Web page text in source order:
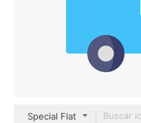
Special Flat